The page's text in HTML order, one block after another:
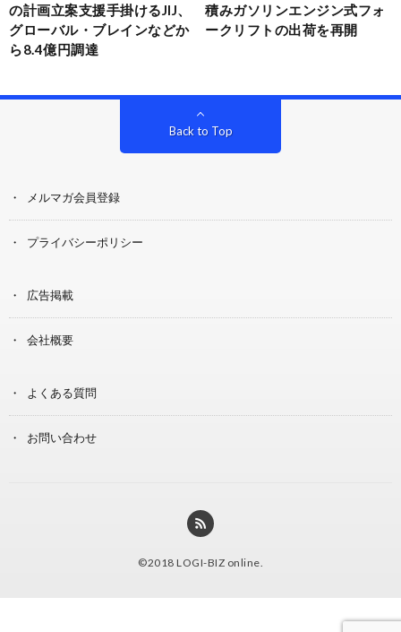
の計画立案支援手掛けるJIJ、
グローバル・ブレインなどか
ら8.4億円調達
積みガソリンエンジン式フォ
ークリフトの出荷を再開
Back to Top
メルマガ会員登録
プライバシーポリシー
広告掲載
会社概要
よくある質問
お問い合わせ
©2018 LOGI-BIZ online